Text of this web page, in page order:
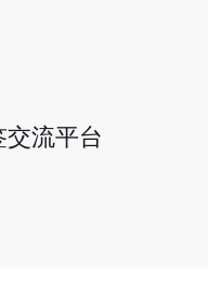
流平台